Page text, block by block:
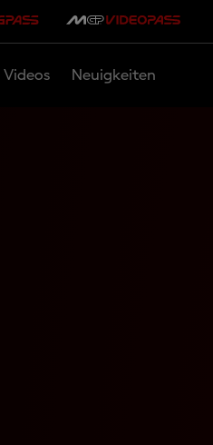
Videos Neuigkeiten